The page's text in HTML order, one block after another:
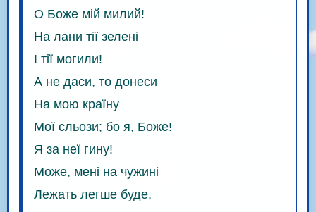
О Боже мій милий!
На лани тії зелені
І тії могили!
А не даси, то донеси
На мою країну
Мої сльози; бо я, Боже!
Я за неї гину!
Може, мені на чужині
Лежать легше буде,